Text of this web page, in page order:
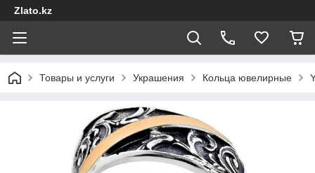
Zlato.kz
Товары и услуги Украшения Кольца ювелирные